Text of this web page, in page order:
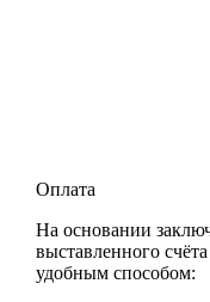
Оплата
На основании
выставленного
удобным способом: